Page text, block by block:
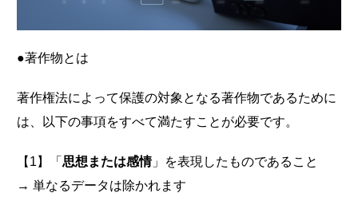
●著作物とは
著作権法によって保護の対象となる著作物であるために
は、以下の事項をすべて満たすことが必要です。
【1】「 思想または感情」を表現したものであること
→ 単なるデータは除かれます